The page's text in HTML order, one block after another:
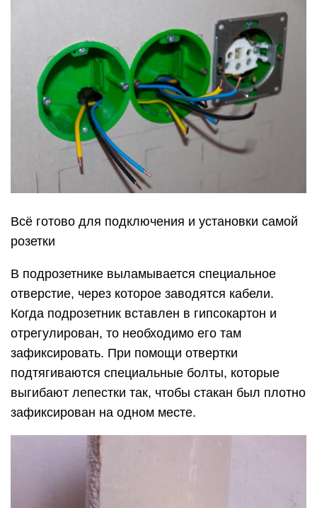
Всё готово для подключения и установки самой
розетки
В подрозетнике выламывается специальное
отверстие, через которое заводятся кабели.
Когда подрозетник вставлен в гипсокартон и
отрегулирован, то необходимо его там
зафиксировать. При помощи отвертки
подтягиваются специальные болты, которые
выгибают лепестки так, чтобы стакан был плотно
зафиксирован на одном месте.